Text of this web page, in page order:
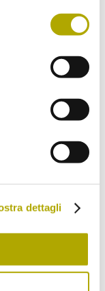
dettagli
eventi!
Alpi)
e
dati